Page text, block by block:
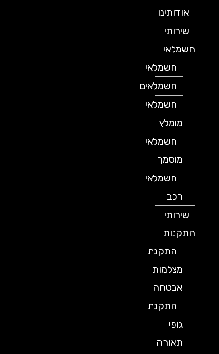
אודותינו
שירותי
חשמלאי
חשמלאי
חשמלאים
חשמלאי
מומלץ
חשמלאי
מוסמך
חשמלאי
שירותי
התקנות
התקנת
מצלמות
אבטחה
התקנת
תאורה